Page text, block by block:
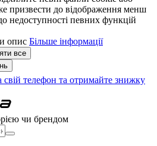
призвести до відображення менш
недоступності певних функцій
опис Більше інформації
все
свій телефон та отримайте знижку
чи брендом